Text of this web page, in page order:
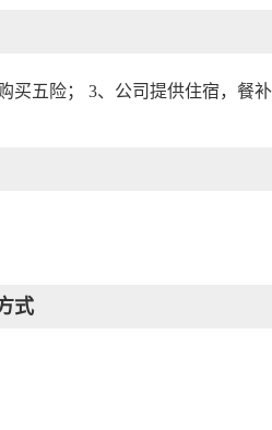
买五险； 3、公司提供住宿，餐
式